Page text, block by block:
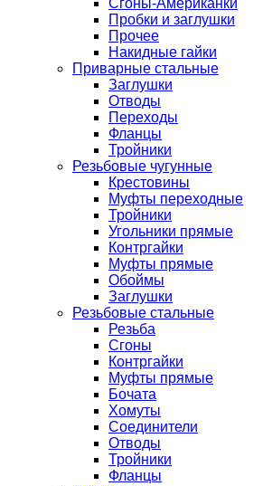
Сгоны-Американки
Пробки и заглушки
Прочее
Накидные гайки
Приварные стальные
Заглушки
Отводы
Переходы
Фланцы
Тройники
Резьбовые чугунные
Крестовины
Муфты переходные
Тройники
Угольники прямые
Контргайки
Муфты прямые
Обоймы
Заглушки
Резьбовые стальные
Резьба
Сгоны
Контргайки
Муфты прямые
Бочата
Хомуты
Соединители
Отводы
Тройники
Фланцы